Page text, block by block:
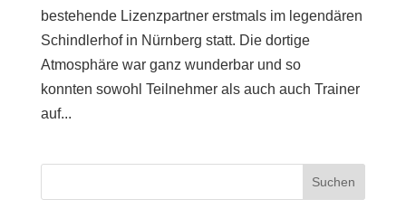
bestehende Lizenzpartner erstmals im legendären
Schindlerhof in Nürnberg statt. Die dortige
Atmosphäre war ganz wunderbar und so
konnten sowohl Teilnehmer als auch auch Trainer
auf...